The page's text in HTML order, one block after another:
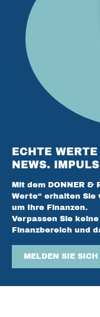
ECHTE WERTE
NEWS.
Mit dem DONNER &
Werte“ erhalten Sie
um Ihre Finanzen.
Verpassen Sie
Finanzbereich und
MELDEN SIE